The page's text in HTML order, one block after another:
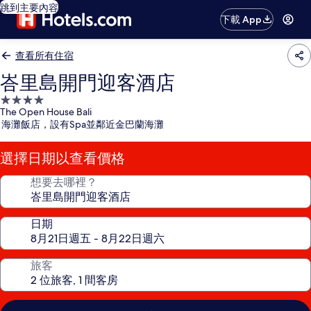
跳到主要內容
下載 App
查看所有住宿
峇里島開門迎客酒店
4.0
星
級
住
宿
The Open House Bali
海灘飯店，設有Spa並鄰近金巴蘭海灘
選擇日期以查看價格
想要去哪裡？
日期
旅客